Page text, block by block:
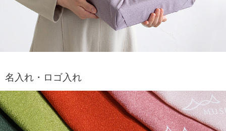
名入れ・ロゴ入れ